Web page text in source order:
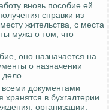
вновь пособие ей
справки из
жительства, с места
мужа о том, что
оно назначается на
о назначении
дело.
документами
в бухгалтерии
организации,